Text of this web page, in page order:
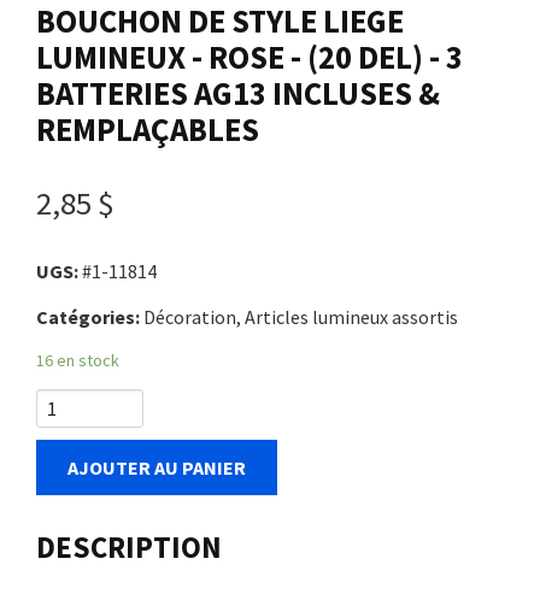
Panier
English
BOUCHON DE STYLE LIEGE
LUMINEUX - ROSE - (20 DEL) - 3
BATTERIES AG13 INCLUSES &
REMPLAÇABLES
2,85 $
UGS:#1-11814
Catégories: Décoration, Articles lumineux assortis
16 en stock
AJOUTER AU PANIER
DESCRIPTION